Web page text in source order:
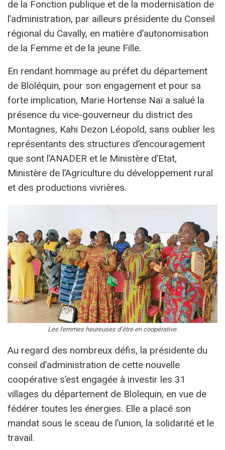
de la Fonction publique et de la modernisation de
l’administration, par ailleurs présidente du Conseil
régional du Cavally, en matière d’autonomisation
de la Femme et de la jeune Fille.
En rendant hommage au préfet du département
de Bloléquin, pour son engagement et pour sa
forte implication, Marie Hortense Naï a salué la
présence du vice-gouverneur du district des
Montagnes, Kahi Dezon Léopold, sans oublier les
représentants des structures d’encouragement
que sont l’ANADER et le Ministère d’Etat,
Ministère de l’Agriculture du développement rural
et des productions vivrières.
Les femmes heureuses d’être en coopérative.
Au regard des nombreux défis, la présidente du
conseil d’administration de cette nouvelle
coopérative s’est engagée à investir les 31
villages du département de Blolequin, en vue de
fédérer toutes les énergies. Elle a placé son
mandat sous le sceau de l’union, la solidarité et le
travail.